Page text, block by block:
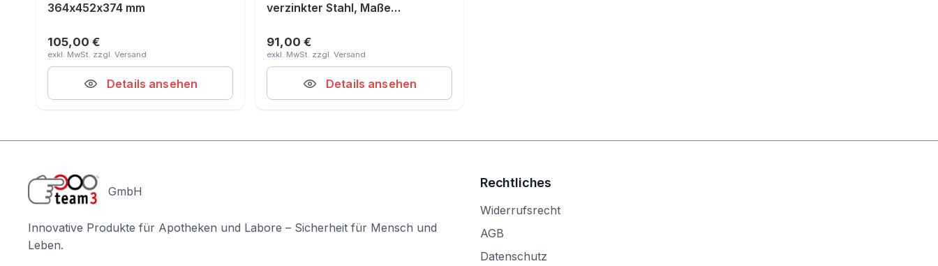
364x452x374 mm
Regulärer Preis:
105,00 €
Details ansehen
verzinkter Stahl, Maße
Regulärer Preis:
91,00 €
Details ansehen
GmbH
Innovative Produkte für Apotheken und Labore – Sicherheit für Mensch und
Leben.
Rechtliches
Widerrufsrecht
AGB
Datenschutz